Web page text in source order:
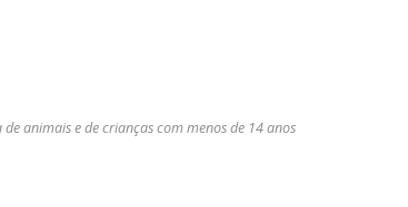
animais e de crianças com menos de 14 anos